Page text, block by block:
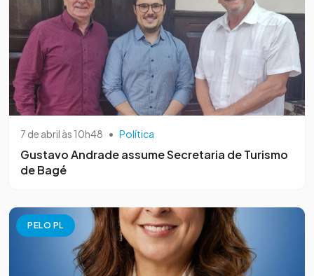
7 de abril às 10h48 • Política
Gustavo Andrade assume Secretaria de Turismo
de Bagé
PELO PL